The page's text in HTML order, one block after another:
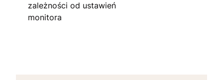
zależności od ustawień
monitora